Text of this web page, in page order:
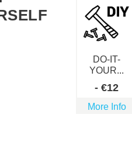
DO-IT-
YOUR...
-€12
More Info